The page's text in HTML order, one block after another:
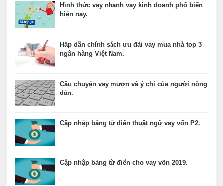
Hình thức vay nhanh vay kinh doanh phổ biến
hiện nay.
Hấp dẫn chính sách ưu đãi vay mua nhà top 3
ngân hàng Việt Nam.
Câu chuyện vay mượn và ý chí của người nông
dân.
Cập nhập bảng từ điển thuật ngữ vay vốn P2.
Cập nhập bảng từ điển cho vay vốn 2019.